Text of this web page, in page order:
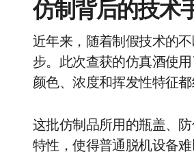
仿制背后的技术
近年来，随着制假技术的
步。此次查获的仿真酒使
颜色、浓度和挥发性特征
这批仿制品所用的瓶盖、
特性，使得普通脱机设备